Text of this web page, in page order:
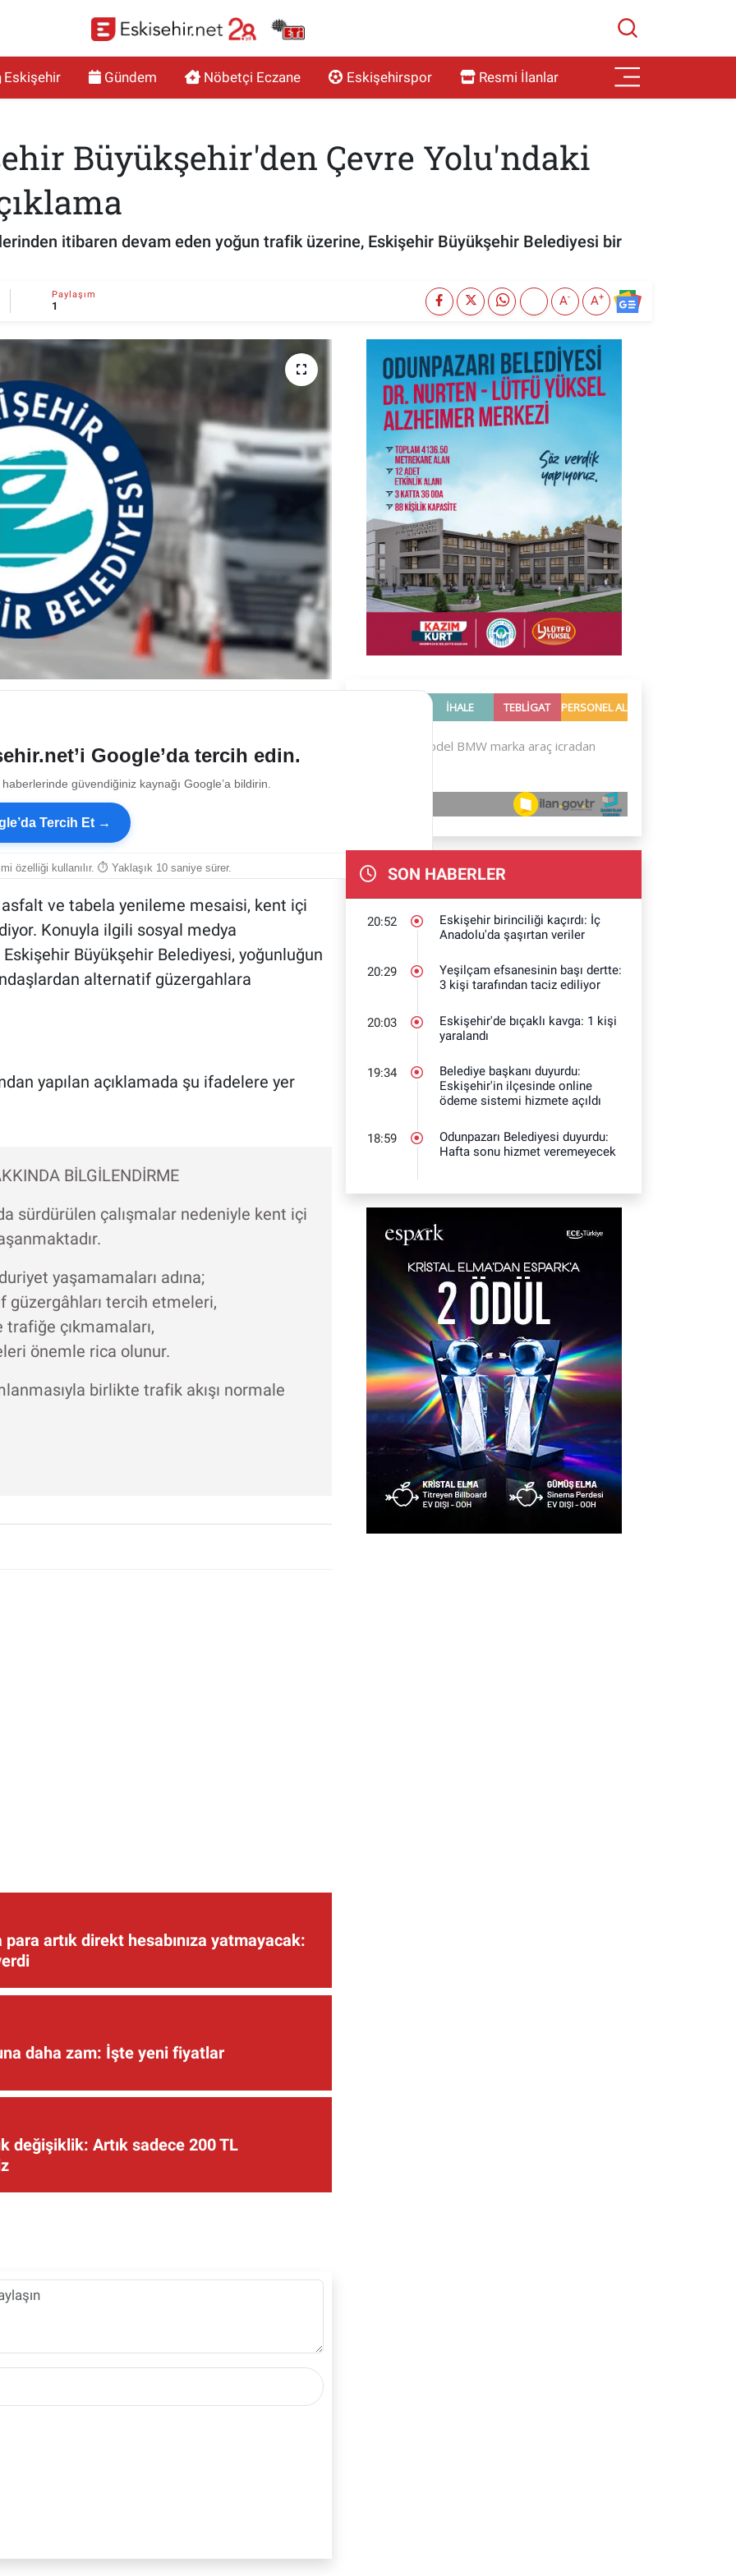
Eskişehir Gündem Nöbetçi Eczane Eskişehirspor Resmi İlanlar
Büyükşehir'den Çevre Yolu'ndaki
itibaren devam eden yoğun trafik üzerine, Eskişehir Büyükşehir Belediyesi bir
Paylaşım
1 A- A+
Google’da tercih edin.
güvendiğiniz kaynağı Google’a bildirin.
Tercih Et →
özelliği kullanılır. ⏱ Yaklaşık 10 saniye sürer.
ve tabela yenileme mesaisi, kent içi
Konuyla ilgili sosyal medya
Büyükşehir Belediyesi, yoğunluğun
alternatif güzergahlara
yapılan açıklamada şu ifadelere yer
BİLGİLENDİRME
sürdürülen çalışmalar nedeniyle kent içi
yaşamamaları adına;
tercih etmeleri,
çıkmamaları,
önemle rica olunur.
birlikte trafik akışı normale
para artık direkt hesabınıza yatmayacak:
daha zam: İşte yeni fiyatlar
değişiklik: Artık sadece 200 TL
SON HABERLER
20:52
Eskişehir birinciliği kaçırdı: İç
Anadolu'da şaşırtan veriler
20:29
Yeşilçam efsanesinin başı dertte:
3 kişi tarafından taciz ediliyor
20:03
Eskişehir'de bıçaklı kavga: 1 kişi
yaralandı
19:34
Belediye başkanı duyurdu:
Eskişehir'in ilçesinde online
ödeme sistemi hizmete açıldı
18:59
Odunpazarı Belediyesi duyurdu:
Hafta sonu hizmet veremeyecek